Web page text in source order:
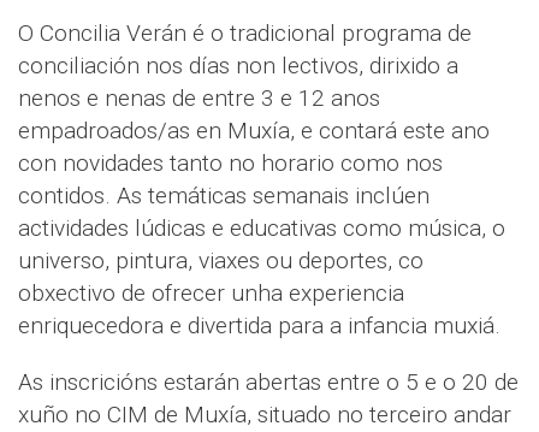
O Concilia Verán é o tradicional programa de
conciliación nos días non lectivos, dirixido a
nenos e nenas de entre 3 e 12 anos
empadroados/as en Muxía, e contará este ano
con novidades tanto no horario como nos
contidos. As temáticas semanais inclúen
actividades lúdicas e educativas como música, o
universo, pintura, viaxes ou deportes, co
obxectivo de ofrecer unha experiencia
enriquecedora e divertida para a infancia muxiá.
As inscricións estarán abertas entre o 5 e o 20 de
xuño no CIM de Muxía, situado no terceiro andar